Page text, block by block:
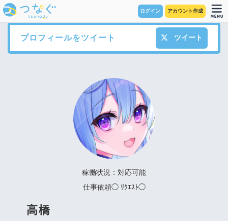
ログイン アカウント作成
プロフィールをツイート ツイート
稼働状況：対応可能
仕事依頼◯ ﾘｸｴｽﾄ◯
高橋